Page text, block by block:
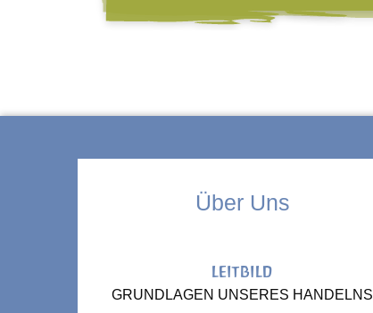
Über Uns
LEITBILD
GRUNDLAGEN UNSERES HANDELNS